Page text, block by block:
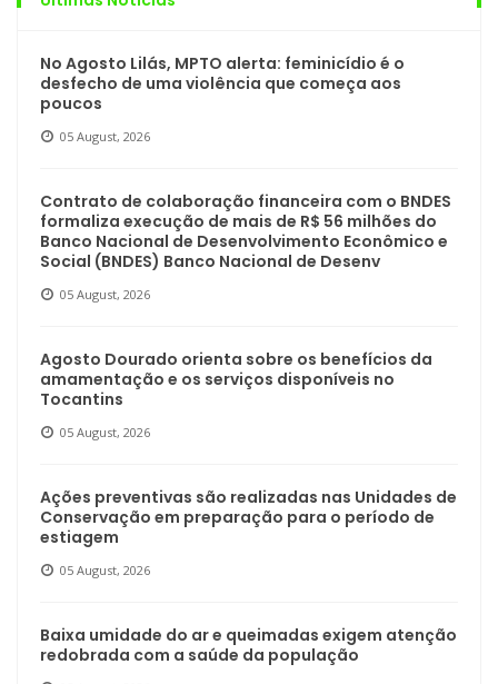
No Agosto Lilás, MPTO alerta: feminicídio é o
desfecho de uma violência que começa aos
poucos
05 August, 2026
Contrato de colaboração financeira com o BNDES
formaliza execução de mais de R$ 56 milhões do
Banco Nacional de Desenvolvimento Econômico e
Social (BNDES) Banco Nacional de Desenv
05 August, 2026
Agosto Dourado orienta sobre os benefícios da
amamentação e os serviços disponíveis no
Tocantins
05 August, 2026
Ações preventivas são realizadas nas Unidades de
Conservação em preparação para o período de
estiagem
05 August, 2026
Baixa umidade do ar e queimadas exigem atenção
redobrada com a saúde da população